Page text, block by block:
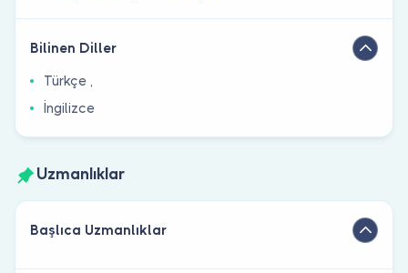
Bilinen Diller
Türkçe ,
İngilizce
Uzmanlıklar
Başlıca Uzmanlıklar